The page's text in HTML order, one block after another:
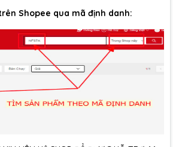
Shopee qua mã định danh: